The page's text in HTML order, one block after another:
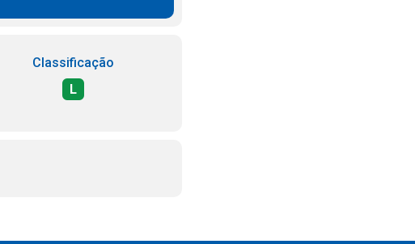
Classificação
L